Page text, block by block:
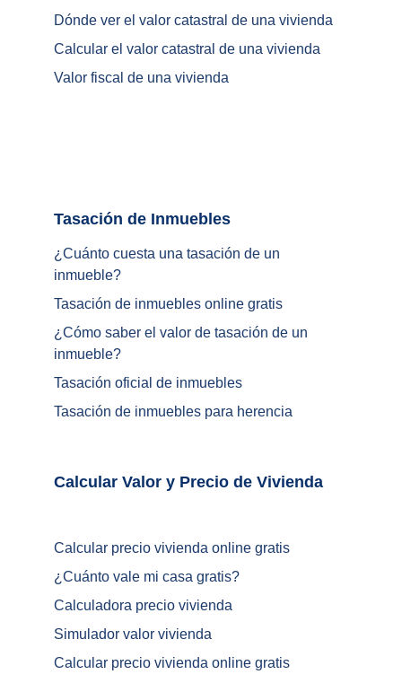
¿Cuánto cuesta una tasación de un
inmueble?
Tasación de inmuebles online gratis
¿ Cómo saber el valor de tasación de un
inmueble?
Tasación oficial de inmuebles
Tasación de inmuebles para herencia
Dónde ver el valor catastral de una vivienda
Calcular el valor catastral de una vivienda
Valor fiscal de una vivienda
Calcular precio vivienda online gratis
¿ Cuánto vale mi casa gratis?
Calculadora precio vivienda
Simulador valor vivienda
Calcular precio vivienda online gratis